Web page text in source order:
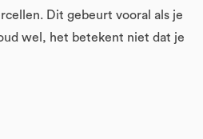
Dit gebeurt vooral als je
wel, het betekent niet dat je